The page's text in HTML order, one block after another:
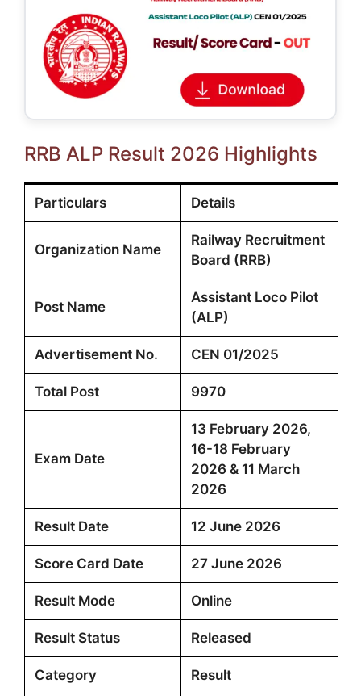
RRB ALP Result 2026 Highlights
Particulars Details
Organization Name
Railway Recruitment
Board (RRB)
Post Name
Assistant Loco Pilot
(ALP)
Advertisement No. CEN 01/2025
Total Post 9970
Exam Date
13 February 2026,
16-18 February
2026 & 11 March
2026
Result Date 12 June 2026
Score Card Date 27 June 2026
Result Mode Online
Result Status Released
Category Result